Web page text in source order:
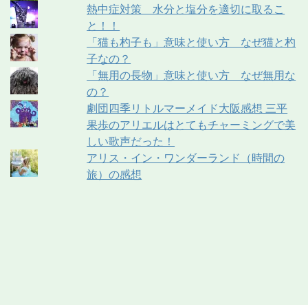
熱中症対策 水分と塩分を適切に取るこ
と！！
「猫も杓子も」意味と使い方 なぜ猫と杓
子なの？
「無用の長物」意味と使い方 なぜ無用な
の？
劇団四季リトルマーメイド大阪感想 三平
果歩のアリエルはとてもチャーミングで美
しい歌声だった！
アリス・イン・ワンダーランド（時間の
旅）の感想